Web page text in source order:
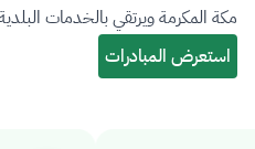
مكة المكرمة ويرتقي بالخدمات